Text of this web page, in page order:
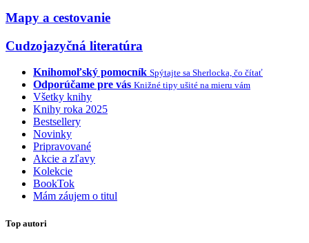
Mapy a cestovanie
Cudzojazyčná literatúra
Knihomoľský pomocník Spýtajte sa Sherlocka, čo čítať
Odporúčame pre vás Knižné tipy ušité na mieru vám
Všetky knihy
Knihy roka 2025
Bestsellery
Novinky
Pripravované
Akcie a zľavy
Kolekcie
BookTok
Mám záujem o titul
Top autori